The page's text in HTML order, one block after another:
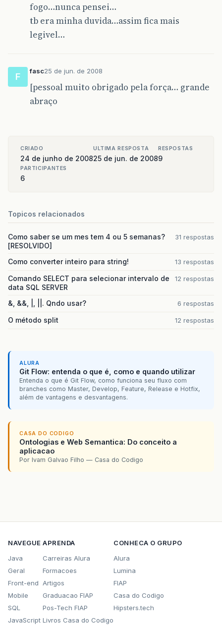
fogo…nunca pensei…
tb era minha duvida…assim fica mais
legivel…
F
fasc25 de jun. de 2008
[pessoal muito obrigado pela força… grande
abraço
CRIADO
24 de junho de 2008
ULTIMA RESPOSTA
25 de jun. de 2008
RESPOSTAS
9
PARTICIPANTES
6
Topicos relacionados
Como saber se um mes tem 4 ou 5 semanas?
[RESOLVIDO]
31 respostas
Como converter inteiro para string! 13 respostas
Comando SELECT para selecionar intervalo de
data SQL SERVER
12 respostas
&, &&, |, ||. Qndo usar? 6 respostas
O método split 12 respostas
ALURA
Git Flow: entenda o que é, como e quando utilizar
Entenda o que é Git Flow, como funciona seu fluxo com
branches como Master, Develop, Feature, Release e Hotfix,
além de vantagens e desvantagens.
CASA DO CODIGO
Ontologias e Web Semantica: Do conceito a
aplicacao
Por Ivam Galvao Filho — Casa do Codigo
NAVEGUE
Java
Geral
Front-end
Mobile
SQL
JavaScript
APRENDA
Carreiras Alura
Formacoes
Artigos
Graduacao FIAP
Pos-Tech FIAP
Livros Casa do Codigo
CONHECA O GRUPO
Alura
Lumina
FIAP
Casa do Codigo
Hipsters.tech